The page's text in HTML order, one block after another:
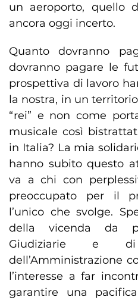
un aeroporto, quello
ancora oggi incerto.
Quanto dovranno
dovranno pagare le
prospettiva di lavoro
la nostra, in un
“rei” e non come
musicale così
in Italia? La mia
hanno subito questo
va a chi con
preoccupato per il
l’unico che svolge.
della vicenda da
Giudiziarie e
dell’Amministrazione
l’interesse a far
garantire una